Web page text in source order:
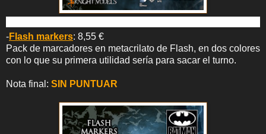
-Flash markers: 8,55 €
Pack de marcadores en metacrilato de Flash, en dos colores
con lo que su primera utilidad sería para sacar el turno.
Nota final: SIN PUNTUAR